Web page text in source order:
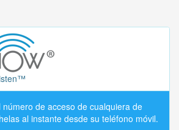
número de acceso de cualquiera de
al instante desde su teléfono móvil.